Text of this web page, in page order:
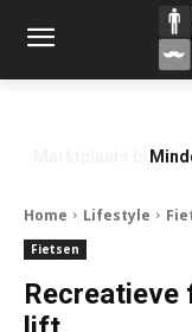
Home Lifestyle
Fietsen